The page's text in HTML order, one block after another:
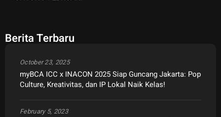
Berita Terbaru
myBCA ICC x INACON 2025 Siap Guncang Jakarta: Pop
Culture, Kreativitas, dan IP Lokal Naik Kelas!
October 23, 2025
February 5, 2023